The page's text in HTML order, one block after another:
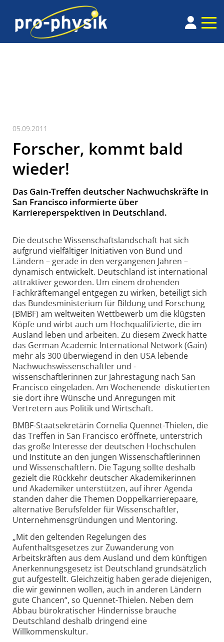
05.09.2011
Forscher, kommt bald
wieder!
Das Gain-Treffen deutscher Nachwuchskräfte in
San Francisco informierte über
Karriereperspektiven in Deutschland.
Die deutsche Wissenschaftslandschaft hat sich
aufgrund vielfältiger Initiativen von Bund und
Ländern – gerade in den vergangenen Jahren –
dynamisch entwickelt. Deutschland ist international
attraktiver geworden. Um einem drohenden
Fachkräftemangel entgegen zu wirken, beteiligt sich
das Bundesministerium für Bildung und Forschung
(BMBF) am weltweiten Wettbewerb um die klügsten
Köpfe und wirbt auch um Hochqualifizierte, die im
Ausland leben und arbeiten. Zu diesem Zweck hatte
das German Academic International Network (Gain)
mehr als 300 überwiegend in den USA lebende
Nachwuchswissenschaftler und -
wissenschaftlerinnen zur Jahrestagung nach San
Francisco eingeladen. Am Wochenende diskutierten
sie dort ihre Wünsche und Anregungen mit
Vertretern aus Politik und Wirtschaft.
BMBF-Staatsekretärin Cornelia Quennet-Thielen, die
das Treffen in San Francisco eröffnete, unterstrich
das große Interesse der deutschen Hochschulen
und Institute an den jungen Wissenschaftlerinnen
und Wissenschaftlern. Die Tagung sollte deshalb
gezielt die Rückkehr deutscher Akademikerinnen
und Akademiker unterstützen, auf ihrer Agenda
standen daher die Themen Doppelkarrierepaare,
alternative Berufsfelder für Wissenschaftler,
Unternehmensgründungen und Mentoring.
„Mit den geltenden Regelungen des
Aufenthaltsgesetzes zur Zuwanderung von
Arbeitskräften aus dem Ausland und dem künftigen
Anerkennungsgesetz ist Deutschland grundsätzlich
gut aufgestellt. Gleichzeitig haben gerade diejenigen,
die wir gewinnen wollen, auch in anderen Ländern
gute Chancen“, so Quennet-Thielen. Neben dem
Abbau bürokratischer Hindernisse brauche
Deutschland deshalb dringend eine
Willkommenskultur.